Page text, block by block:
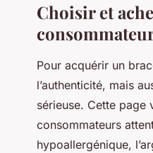
Choisir et
Pour acquérir un
l’authenticité, mais
sérieuse. Cette page
consommateurs
hypoallergénique,